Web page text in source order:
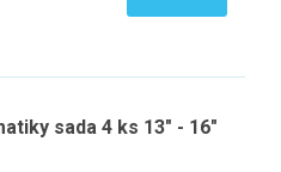
sada 4 ks 13" - 16"